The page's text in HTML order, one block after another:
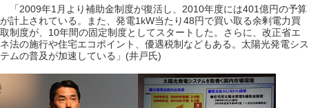
「2009年1月より補助金制度が復活し、2010年度には401億円の予算
が計上されている。また、発電1kW当たり48円で買い取る余剰電力買
取制度が、10年間の固定制度としてスタートした。さらに、改正省エ
ネ法の施行や住宅エコポイント、優遇税制などもある。太陽光発電シス
テムの普及が加速している」(井戸氏)